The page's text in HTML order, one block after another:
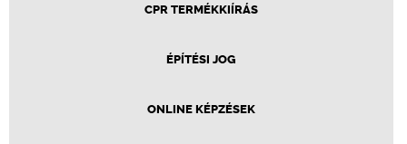
CPR TERMÉKKIÍRÁS
ÉPÍTÉSI JOG
ONLINE KÉPZÉSEK